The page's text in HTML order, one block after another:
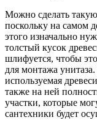
Можно сделать
поскольку на самом
этого изначально
толстый кусок
шлифуется, чтобы
для монтажа
используемая
также на ней
участки, которые
сантехники будет